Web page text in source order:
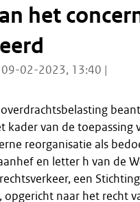
het
02-2023, 13:40 |
kader van de toepassing
reorganisatie als
en letter h van de
een Stichting
opgericht naar het recht